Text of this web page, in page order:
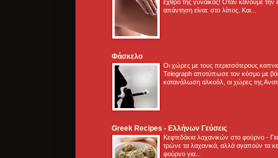
εχθρό της γυναίκας! Όταν κάνουμε
απάντηση είναι: στο λίπος. Και...
Φάσκελο
Οι χώρες με τους περισσότερους
Telegraph αποτύπωσε τον κόσμο με
κατανάλωση αλκοόλ, οι χώρες της
Greek Recipes - Ελλήνων Γεύσεις
Κεφτεδάκια λαχανικών στο φούρνο -
τρώνε τα λαχανικά, αλλά αγαπούν τα
φούρνο για...